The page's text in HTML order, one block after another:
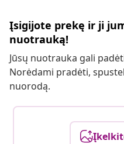
Įsigijote prekę ir ji
nuotrauką!
Jūsų nuotrauka gali
Norėdami pradėti,
nuorodą.